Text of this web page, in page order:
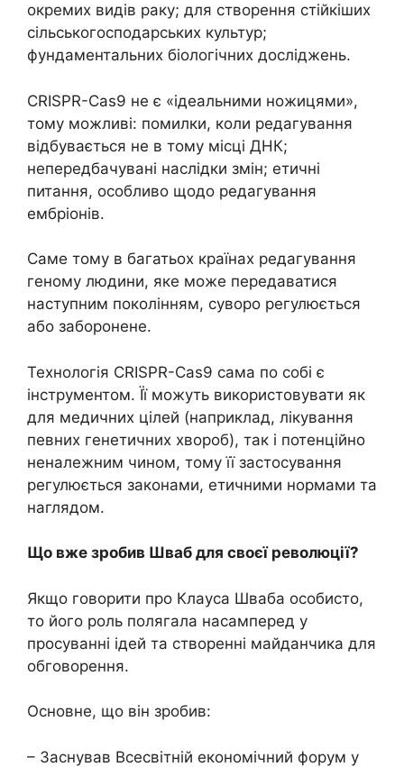
окремих видів раку; для створення стійкіших
сільськогосподарських культур;
фундаментальних біологічних досліджень.
CRISPR-Cas9 не є «ідеальними ножицями»,
тому можливі: помилки, коли редагування
відбувається не в тому місці ДНК;
непередбачувані наслідки змін; етичні
питання, особливо щодо редагування
ембріонів.
Саме тому в багатьох країнах редагування
геному людини, яке може передаватися
наступним поколінням, суворо регулюється
або заборонене.
Технологія CRISPR-Cas9 сама по собі є
інструментом. Її можуть використовувати як
для медичних цілей (наприклад, лікування
певних генетичних хвороб), так і потенційно
неналежним чином, тому її застосування
регулюється законами, етичними нормами та
наглядом.
Що вже зробив Шваб для своєї революції?
Якщо говорити про Клауса Шваба особисто,
то його роль полягала насамперед у
просуванні ідей та створенні майданчика для
обговорення.
Основне, що він зробив:
– Заснував Всесвітній економічний форум у